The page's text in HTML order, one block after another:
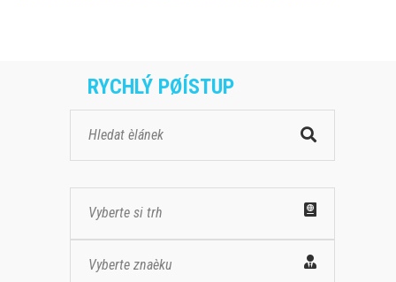
RYCHLÝ PØÍSTUP
Vyberte si trh
Vyberte znaèku